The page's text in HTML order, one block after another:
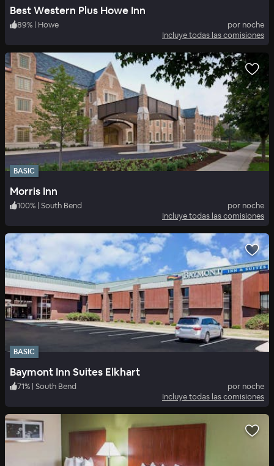
Best Western Plus Howe Inn
89% | Howe
por noche
Incluye todas las comisiones
BASIC
Morris Inn
100% | South Bend
por noche
Incluye todas las comisiones
BASIC
Baymont Inn Suites Elkhart
71% | South Bend
por noche
Incluye todas las comisiones